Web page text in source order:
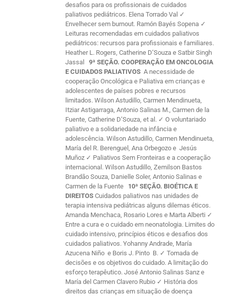
desafios para os profissionais de cuidados
paliativos pediátricos. Elena Torrado Val ✓
Envelhecer sem burnout. Ramón Bayés Sopena ✓
Leituras recomendadas em cuidados paliativos
pediátricos: recursos para profissionais e familiares.
Heather L. Rogers, Catherine D’Souza e Satbir Singh
Jassal9ª SEÇÃO. COOPERAÇÃO EM ONCOLOGIA
E CUIDADOS PALIATIVOS A necessidade de
cooperação Oncológica e Paliativa em crianças e
adolescentes de países pobres e recursos
limitados. Wilson Astudillo, Carmen Mendinueta,
Itziar Astigarraga, Antonio Salinas M., Carmen de la
Fuente, Catherine D’Souza, et al. ✓ O voluntariado
paliativo e a solidariedade na infância e
adolescência. Wilson Astudillo, Carmen Mendinueta,
María del R. Berenguel, Ana Orbegozo e Jesús
Muñoz ✓ Paliativos Sem Fronteiras e a cooperação
internacional. Wilson Astudillo, Zemilson Bastos
Brandão Souza, Danielle Soler, Antonio Salinas e
Carmen de la Fuente 10ª SEÇÃO. BIOÉTICA E
DIREITOS Cuidados paliativos nas unidades de
terapia intensiva pediátricas alguns dilemas éticos.
Amanda Menchaca, Rosario Lores e Marta Alberti ✓
Entre a cura e o cuidado em neonatologia. Limites do
cuidado intensivo, princípios éticos e desafios dos
cuidados paliativos. Yohanny Andrade, María
Azucena Niño e Boris J. Pinto B. ✓ Tomada de
decisões e os objetivos do cuidado. A limitação do
esforço terapêutico. José Antonio Salinas Sanz e
María del Carmen Clavero Rubio ✓ História dos
direitos das crianças em situação de doença